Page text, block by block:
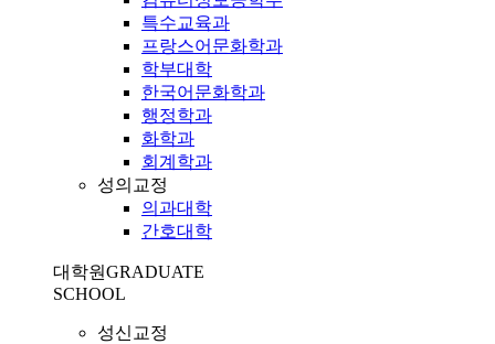
특수교육과
프랑스어문화학과
학부대학
한국어문화학과
행정학과
화학과
회계학과
성의교정
의과대학
간호대학
대학원GRADUATE
SCHOOL
성신교정